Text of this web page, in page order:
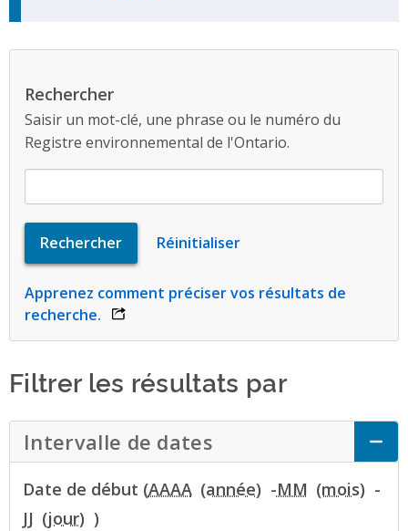
Rechercher
Saisir un mot-clé, une phrase ou le numéro du
Registre environnemental de l'Ontario.
Apprenez comment préciser vos résultats de
recherche. opens link in a new window
Filtrer les résultats par
Intervalle de dates Click to Expand
Date de début (AAAA -MM
-
JJ
)